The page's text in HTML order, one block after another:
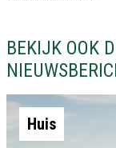
BEKIJK OOK
Huis